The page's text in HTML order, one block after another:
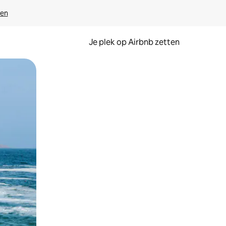
Je plek op Airbnb zetten
of swipen.